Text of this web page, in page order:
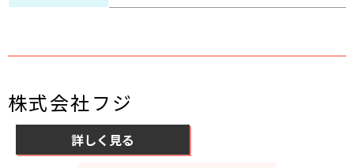
株式会社フジ
詳しく見る